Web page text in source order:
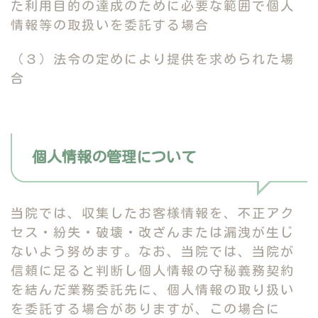
た利用目的の達成のために必要な範囲で個人
情報等の取扱いを委託する場合
（３）法令の定めにより提供を求められた場
合
個人情報の管理について
当院では、収集したお客様情報を、不正アク
セス・紛失・破壊・改ざんまたは漏洩が生じ
ないよう努めます。なお、当院では、当院が
信頼に足ると判断し個人情報の守秘義務契約
を結んだ業務委託先に、個人情報の取り扱い
を委託する場合がありますが、この場合に